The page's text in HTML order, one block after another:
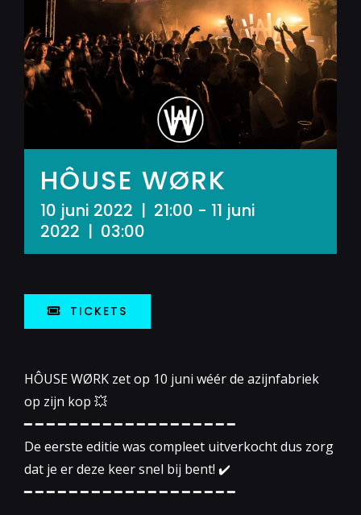
HÔUSE WØRK
10 juni 2022 | 21:00 - 11 juni
2022 | 03:00
TICKETS
HÔUSE WØRK zet op 10 juni wéér de azijnfabriek
op zijn kop 💥
━ ━ ━ ━ ━ ━ ━ ━ ━ ━ ━ ━ ━ ━ ━ ━ ━ ━ ━
De eerste editie was compleet uitverkocht dus zorg
dat je er deze keer snel bij bent! ✔️
━ ━ ━ ━ ━ ━ ━ ━ ━ ━ ━ ━ ━ ━ ━ ━ ━ ━ ━